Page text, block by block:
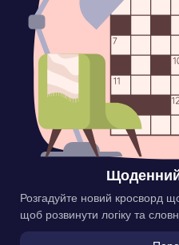
Розгадуйте новий кросворд
щоб розвинути логіку та